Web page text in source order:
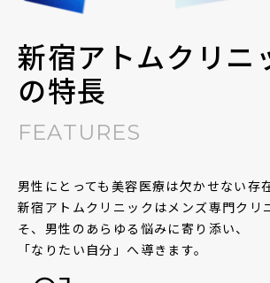
新宿アトムクリニ
の特長
FEATURES
男性にとっても美容医療は欠かせない存在
新宿アトムクリニックはメンズ専門クリ
そ、 男性のあらゆる悩みに寄り添い、
「なりたい自分」へ導きます。